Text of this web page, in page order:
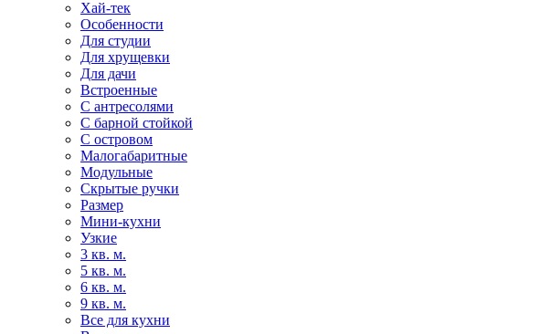
Хай-тек
Особенности
Для студии
Для хрущевки
Для дачи
Встроенные
С антресолями
С барной стойкой
С островом
Малогабаритные
Модульные
Скрытые ручки
Размер
Мини-кухни
Узкие
3 кв. м.
5 кв. м.
6 кв. м.
9 кв. м.
Все для кухни